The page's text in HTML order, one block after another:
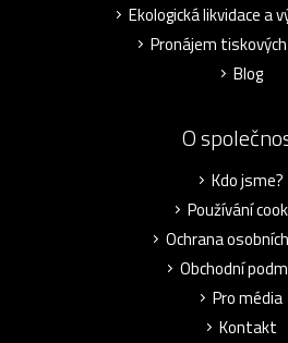
Ekologická likvidace a
Pronájem
Blog
O
Kdo jsme?
Používání
Ochrana
Obchodní
Pro média
Kontakt